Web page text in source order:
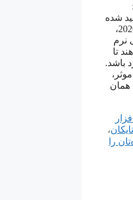
شده
از زمان عرضه EV در سال 2020،
نرم
تا
باشد.
تایکان،
را